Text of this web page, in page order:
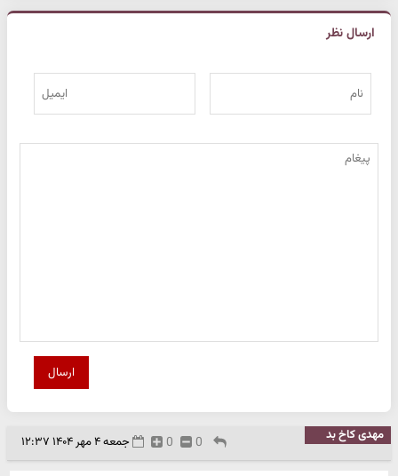
ارسال نظر
ارسال
مهدی کاخ بد جمعه ۴ مهر ۱۴۰۴ ۱۲:۳۷ 0
0